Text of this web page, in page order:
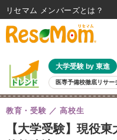
大学受験 by 東進
医専予備校徹底リサー
親子で考える大学選び 高校受験
共通テスト 夏休み
8月開催イベント・WS 全国公立
【大学受験】現役
教育・受験 高校生
リセマム メンバーズ